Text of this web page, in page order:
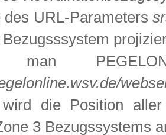
des URL-Parameters
man
die Position
3 Bezugssystems